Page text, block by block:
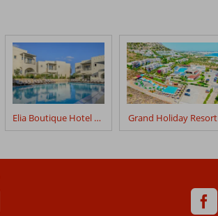
Elia Boutique Hotel by S Resorts Grand Holiday Resort